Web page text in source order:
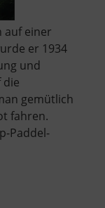
auf einer
er 1934
und
die
gemütlich
fahren.
Paddel-